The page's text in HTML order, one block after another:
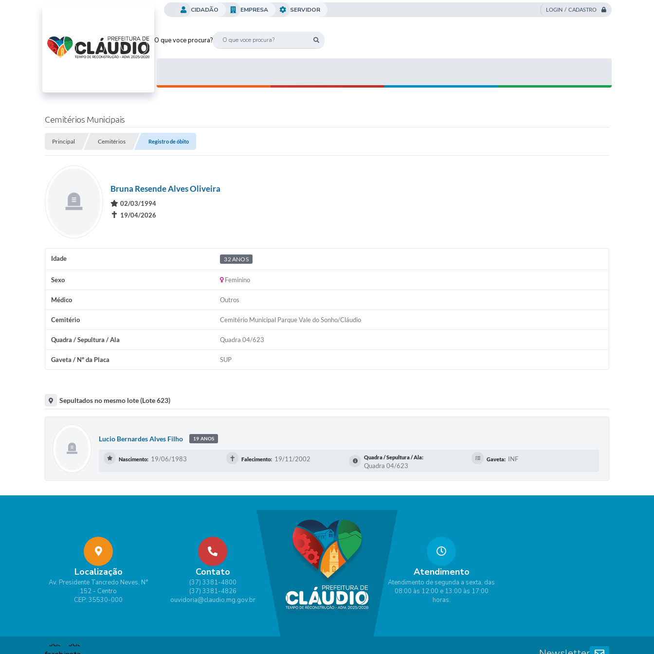
LOGIN / CADASTRO
O que voce procura?
CIDADÃO EMPRESA SERVIDOR
Cemitérios Municipais
Principal Cemitérios Registro de óbito
Bruna Resende Alves Oliveira
02/03/1994
✝ 19/04/2026
Idade 32 ANOS
Sexo Feminino
Médico Outros
Cemitério Cemitério Municipal Parque Vale do Sonho/Cláudio
Quadra / Sepultura / Ala Quadra 04/623
Gaveta / Nº da Placa SUP
Sepultados no mesmo lote (Lote 623)
Lucio Bernardes Alves Filho 19 ANOS
Nascimento: 19/06/1983 ✝ Falecimento: 19/11/2002 Quadra / Sepultura / Ala:
Quadra 04/623
Gaveta: INF
Localização
Av. Presidente Tancredo Neves, N°
152 - Centro
CEP: 35530-000
Contato
(37) 3381-4800
(37) 3381-4826
ouvidoria@claudio.mg.gov.br
Atendimento
Atendimento de segunda a sexta, das
08:00 às 12:00 e 13:00 às 17:00
horas.